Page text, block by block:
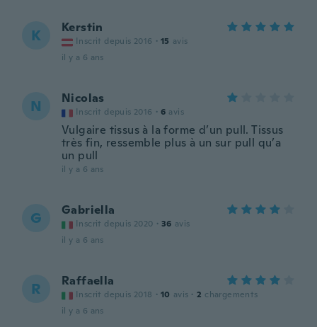
K Kerstin
Inscrit depuis 2016 · 15 avis
il y a 6 ans
N Nicolas
Inscrit depuis 2016 · 6 avis
Vulgaire tissus à la forme d’un pull. Tissus
très fin, ressemble plus à un sur pull qu’a
un pull
il y a 6 ans
G Gabriella
Inscrit depuis 2020 · 36 avis
il y a 6 ans
R Raffaella
Inscrit depuis 2018 · 10 avis · 2 chargements
il y a 6 ans